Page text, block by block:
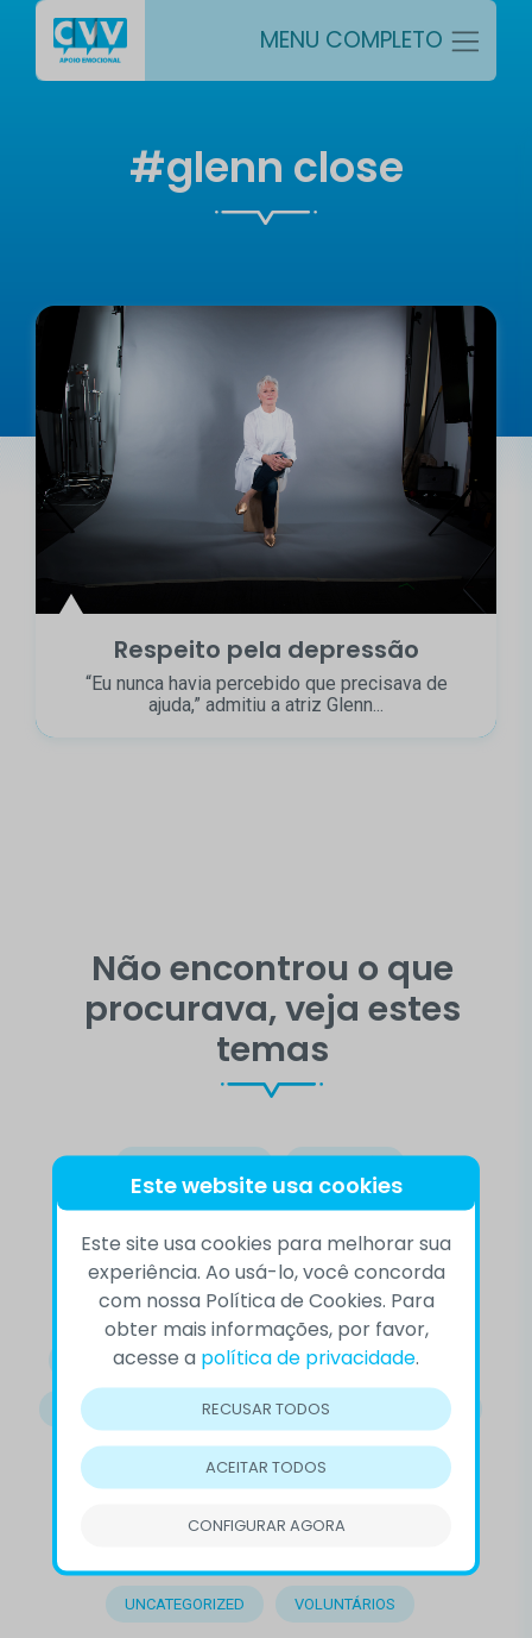
MENU COMPLETO
#glenn close
Respeito pela depressão
“Eu nunca havia percebido que precisava de
ajuda,” admitiu a atriz Glenn...
Não encontrou o que
procurava, veja estes
temas
AUTOCONHECIMENTO BEM-ESTAR
COMPORTAMENTO COMPREENSÃO
CONFLITOS CVV DEPRESSÃO
DESTAQUE DOENÇAS MENTAIS EMOÇÕES
EMPATIA LUTO OUTROS PRECONCEITO
PREVENÇÃO DO SUICÍDIO RELACIONAMENTOS
UNCATEGORIZED VOLUNTÁRIOS
Este website usa cookies
Este site usa cookies para melhorar sua
experiência. Ao usá-lo, você concorda
com nossa Política de Cookies. Para
obter mais informações, por favor,
acesse a política de privacidade.
RECUSAR TODOS
ACEITAR TODOS
CONFIGURAR AGORA